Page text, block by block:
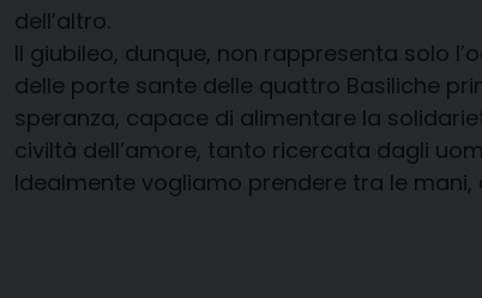
dell’altro.
Il giubileo, dunque, non rappresenta solo
delle porte sante delle quattro Basiliche
speranza, capace di alimentare la
civiltà dell’amore, tanto ricercata dagli
Idealmente vogliamo prendere tra le